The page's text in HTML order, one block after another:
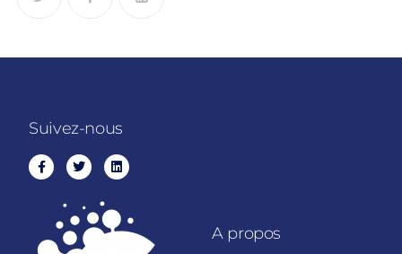
Suivez-nous
A propos